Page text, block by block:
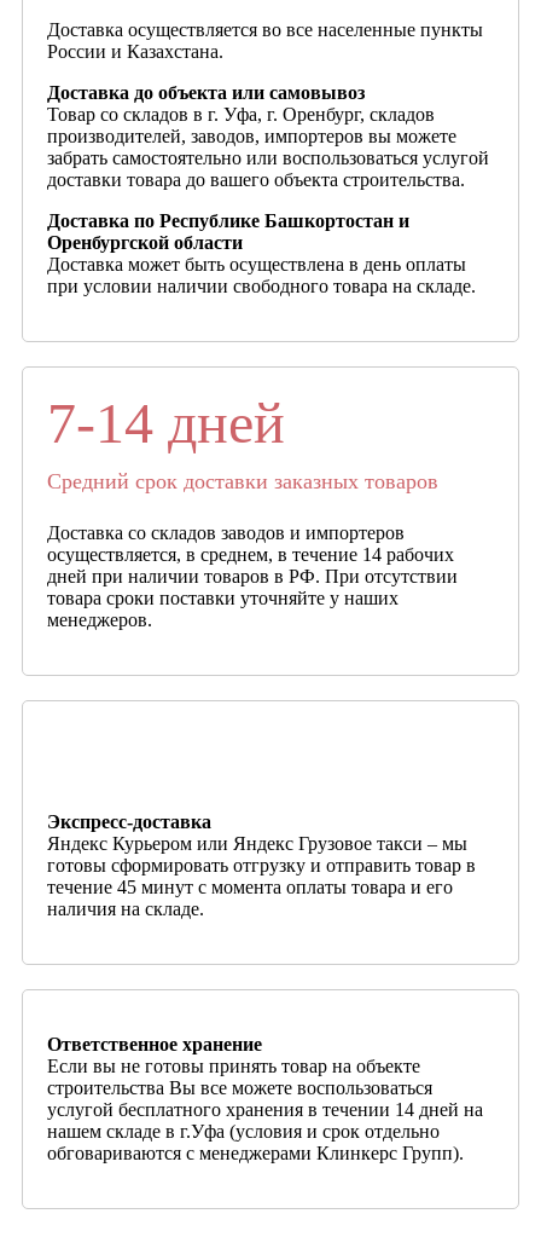
Доставка осуществляется во все населенные пункты
России и Казахстана.
Доставка до объекта или самовывоз
Товар со складов в г. Уфа, г. Оренбург, складов
производителей, заводов, импортеров вы можете
забрать самостоятельно или воспользоваться услугой
доставки товара до вашего объекта строительства.
Доставка по Республике Башкортостан и
Оренбургской области
Доставка может быть осуществлена в день оплаты
при условии наличии свободного товара на складе.
7-14 дней
Средний срок доставки заказных товаров
Доставка со складов заводов и импортеров
осуществляется, в среднем, в течение 14 рабочих
дней при наличии товаров в РФ. При отсутствии
товара сроки поставки уточняйте у наших
менеджеров.
Экспресс-доставка
Яндекс Курьером или Яндекс Грузовое такси – мы
готовы сформировать отгрузку и отправить товар в
течение 45 минут с момента оплаты товара и его
наличия на складе.
Ответственное хранение
Если вы не готовы принять товар на объекте
строительства Вы все можете воспользоваться
услугой бесплатного хранения в течении 14 дней на
нашем складе в г.Уфа (условия и срок отдельно
обговариваются с менеджерами Клинкерс Групп).